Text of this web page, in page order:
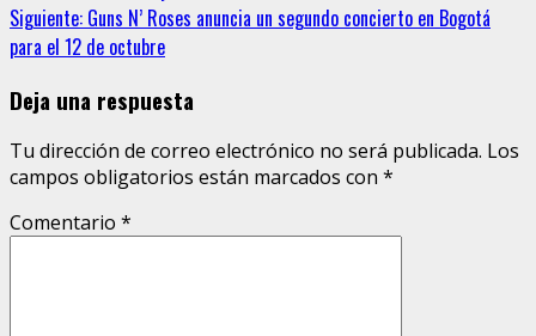
leyendo
Siguiente: Guns N’ Roses anuncia un segundo concierto en Bogotá
para el 12 de octubre
Deja una respuesta
Tu dirección de correo electrónico no será publicada. Los
campos obligatorios están marcados con *
Comentario *